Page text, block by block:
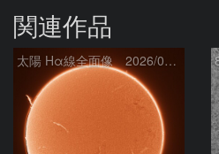
関連作品
太陽 Hα線全面像 2026/08/07